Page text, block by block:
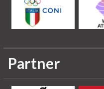
Partner